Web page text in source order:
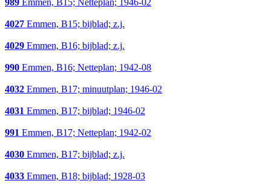
989 Emmen, B15; Netteplan; 1946-02
4027 Emmen, B15; bijblad; z.j.
4029 Emmen, B16; bijblad; z.j.
990 Emmen, B16; Netteplan; 1942-08
4032 Emmen, B17; minuutplan; 1946-02
4031 Emmen, B17; bijblad; 1946-02
991 Emmen, B17; Netteplan; 1942-02
4030 Emmen, B17; bijblad; z.j.
4033 Emmen, B18; bijblad; 1928-03